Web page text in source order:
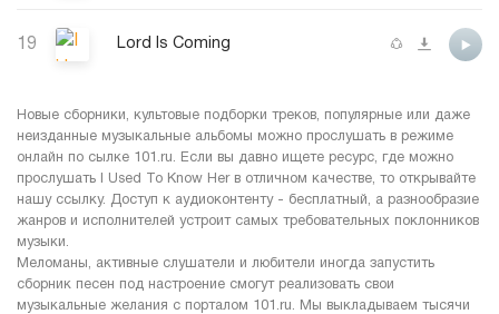
19 Lord Is Coming
Новые сборники, культовые подборки треков, популярные или даже
неизданные музыкальные альбомы можно прослушать в режиме
онлайн по сылке 101.ru. Если вы давно ищете ресурс, где можно
прослушать I Used To Know Her в отличном качестве, то открывайте
нашу ссылку. Доступ к аудиоконтенту - бесплатный, а разнообразие
жанров и исполнителей устроит самых требовательных поклонников
музыки.
Меломаны, активные слушатели и любители иногда запустить
сборник песен под настроение смогут реализовать свои
музыкальные желания с порталом 101.ru. Мы выкладываем тысячи